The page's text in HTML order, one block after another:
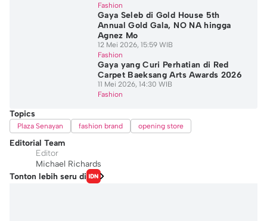
Fashion
Gaya Seleb di Gold House 5th
Annual Gold Gala, NO NA hingga
Agnez Mo
12 Mei 2026, 15:59 WIB
Fashion
Gaya yang Curi Perhatian di Red
Carpet Baeksang Arts Awards 2026
11 Mei 2026, 14:30 WIB
Fashion
Topics
Plaza Senayan fashion brand opening store
Editorial Team
Editor
Michael Richards
Tonton lebih seru di